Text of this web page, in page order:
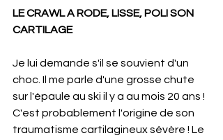
LE CRAWL A RODE, LISSE, POLI SON
CARTILAGE
Je lui demande s'il se souvient d'un
choc. Il me parle d'une grosse chute
sur l'épaule au ski il y a au mois 20 ans !
C'est probablement l'origine de son
traumatisme cartilagineux sévère ! Le